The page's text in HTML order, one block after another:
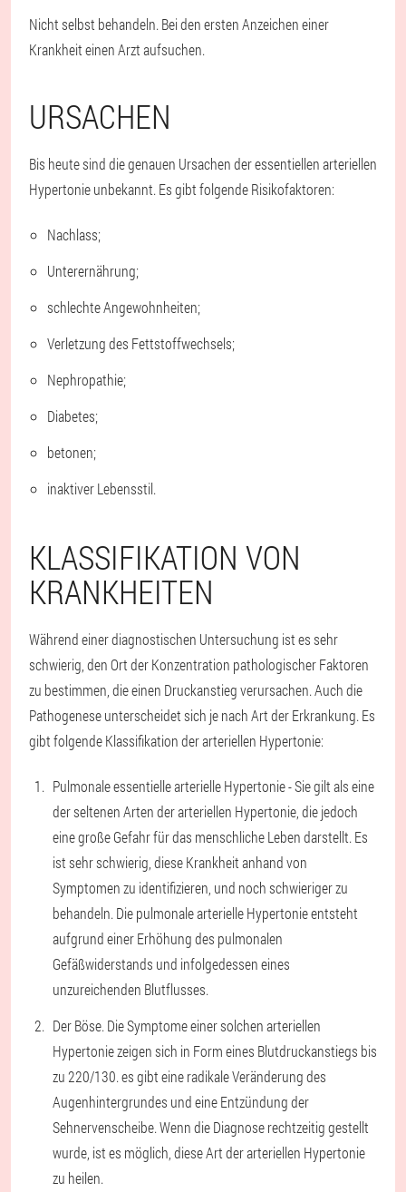
Nicht selbst behandeln. Bei den ersten Anzeichen einer
Krankheit einen Arzt aufsuchen.
URSACHEN
Bis heute sind die genauen Ursachen der essentiellen arteriellen
Hypertonie unbekannt. Es gibt folgende Risikofaktoren:
Nachlass;
Unterernährung;
schlechte Angewohnheiten;
Verletzung des Fettstoffwechsels;
Nephropathie;
Diabetes;
betonen;
inaktiver Lebensstil.
KLASSIFIKATION VON
KRANKHEITEN
Während einer diagnostischen Untersuchung ist es sehr
schwierig, den Ort der Konzentration pathologischer Faktoren
zu bestimmen, die einen Druckanstieg verursachen. Auch die
Pathogenese unterscheidet sich je nach Art der Erkrankung. Es
gibt folgende Klassifikation der arteriellen Hypertonie:
Pulmonale essentielle arterielle Hypertonie - Sie gilt als eine
der seltenen Arten der arteriellen Hypertonie, die jedoch
eine große Gefahr für das menschliche Leben darstellt. Es
ist sehr schwierig, diese Krankheit anhand von
Symptomen zu identifizieren, und noch schwieriger zu
behandeln. Die pulmonale arterielle Hypertonie entsteht
aufgrund einer Erhöhung des pulmonalen
Gefäßwiderstands und infolgedessen eines
unzureichenden Blutflusses.
Der Böse. Die Symptome einer solchen arteriellen
Hypertonie zeigen sich in Form eines Blutdruckanstiegs bis
zu 220/130. es gibt eine radikale Veränderung des
Augenhintergrundes und eine Entzündung der
Sehnervenscheibe. Wenn die Diagnose rechtzeitig gestellt
wurde, ist es möglich, diese Art der arteriellen Hypertonie
zu heilen.